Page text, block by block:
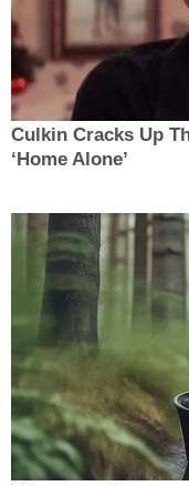
Culkin Cracks Up
‘Home Alone’